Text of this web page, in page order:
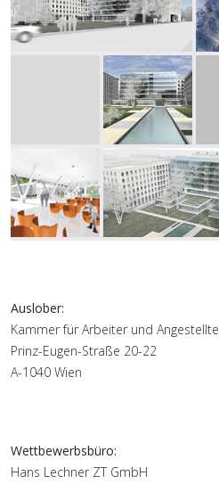
Auslober:
Kammer für Arbeiter und Angestellte
Prinz-Eugen-Straße 20-22
A-1040 Wien
Wettbewerbsbüro:
Hans Lechner ZT GmbH